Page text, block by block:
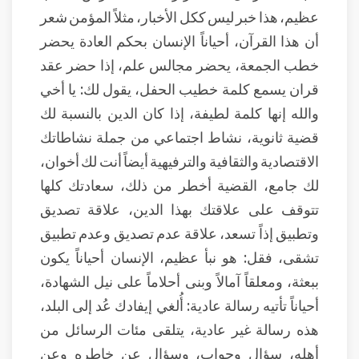
عظيم، هذا خبر ليس ككل الأخبار، مثلاً المؤمن شعر
أن هذا القرآن، أحياناً الإنسان بحكم العادة يحضر
خطب الجمعة، يحضر مجالس علم، إذا حضر عقد
قران يسمع كلمة خطيب الحفل، يقول لك: يا أخي
والله إنها كلمة لطيفة، إذا كان الدين بالنسبة لك
قضية ثانوية، نشاط اجتماعي من جملة نشاطاتك
الاقتصادية والثقافية والترفيهية أيضاً أنت لك أخوان،
لك جامع، القضية أخطر من ذلك، سعادتك كلها
تتوقف على علاقتك بهذا الدين، علاقة تصديق
وتطبيق إذاً تسعد، علاقة عدم تصديق وعدم تطبيق
تشقى، فقل: هو نبأ عظيم، الإنسان أحياناً يكون
ببعثة، ومعلقاً آمالاً وبنى أحلاماً على نيل الشهادة،
أحياناً تأتيه رسالة عادية: أُلغي إيفادك عُد إلى البلد،
هذه رسالة غير عادية، يتلقى مئات الرسائل من
أهله، سؤال وجواب، وسؤال عن خاطره وعن